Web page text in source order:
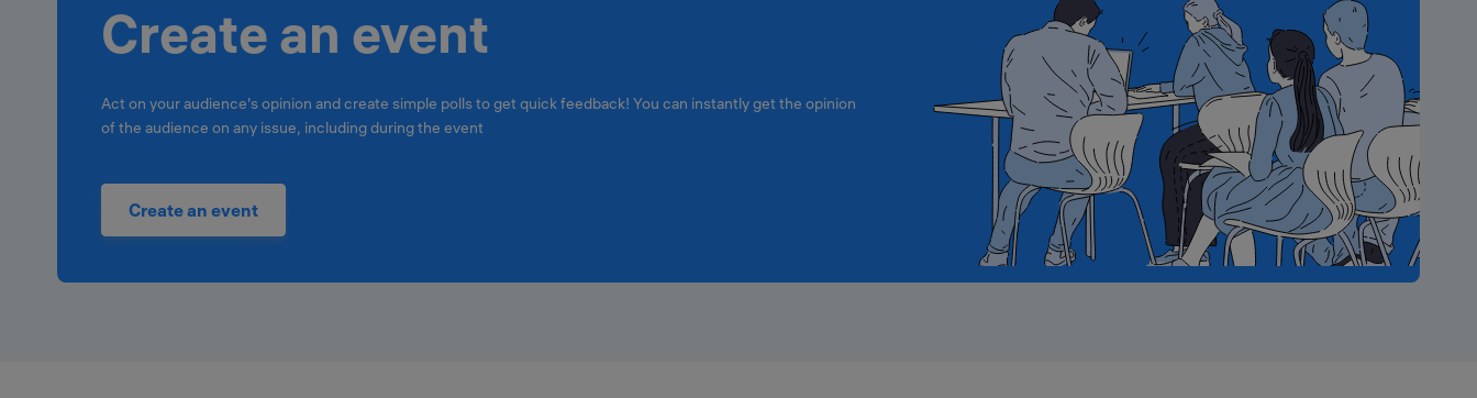
Create an event
Act on your audience's opinion and create simple polls to get quick feedback! You can instantly get the opinion
of the audience on any issue, including during the event
Create an event